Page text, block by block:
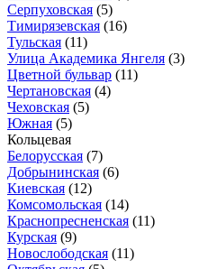
Серпуховская (5)
Тимирязевская (16)
Тульская (11)
Улица Академика Янгеля (3)
Цветной бульвар (11)
Чертановская (4)
Чеховская (5)
Южная (5)
Кольцевая
Белорусская (7)
Добрынинская (6)
Киевская (12)
Комсомольская (14)
Краснопресненская (11)
Курская (9)
Новослободская (11)